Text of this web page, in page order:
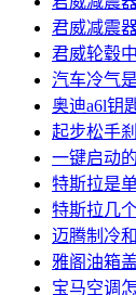
君威减震
君威轮毂
汽车冷气
奥迪a6l钥
起步松手
一键启动
特斯拉是
特斯拉几
迈腾制冷
雅阁油箱
宝马空调